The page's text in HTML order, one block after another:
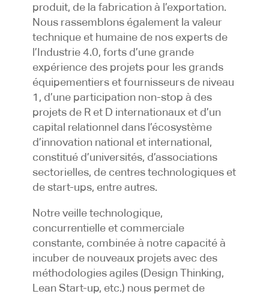
produit, de la fabrication à l’exportation.
Nous rassemblons également la valeur
technique et humaine de nos experts de
l’Industrie 4.0, forts d’une grande
expérience des projets pour les grands
équipementiers et fournisseurs de niveau
1, d’une participation non-stop à des
projets de R et D internationaux et d’un
capital relationnel dans l’écosystème
d’innovation national et international,
constitué d’universités, d’associations
sectorielles, de centres technologiques et
de start-ups, entre autres.
Notre veille technologique,
concurrentielle et commerciale
constante, combinée à notre capacité à
incuber de nouveaux projets avec des
méthodologies agiles (Design Thinking,
Lean Start-up, etc.) nous permet de